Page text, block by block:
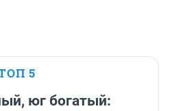
5
юг богатый: